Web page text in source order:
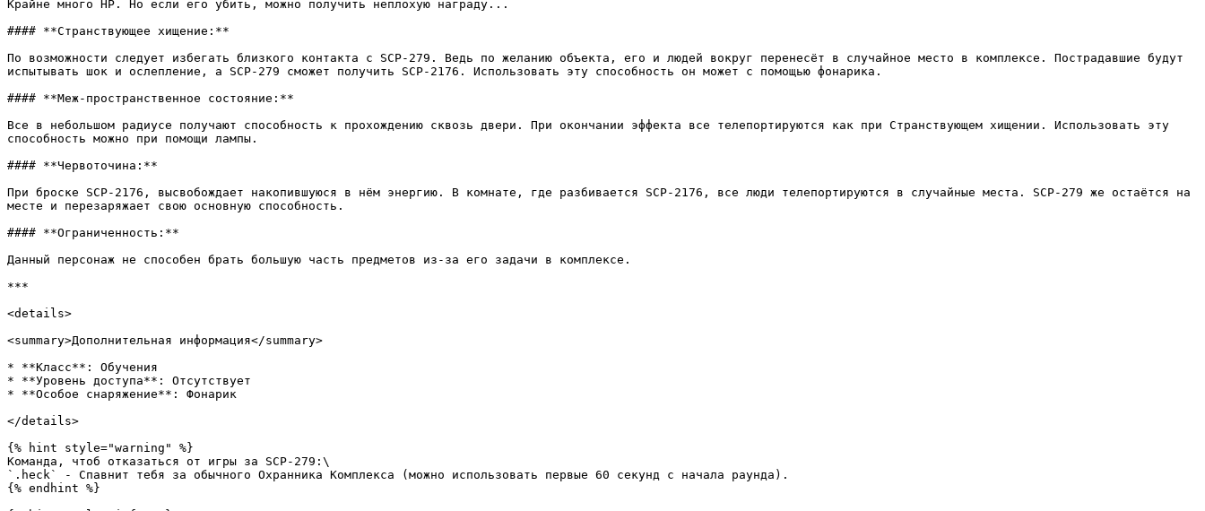
Крайне много HP. Но если его убить, можно получить неплохую награду...
#### **Странствующее хищение:**
По возможности следует избегать близкого контакта с SCP-279. Ведь по желанию объекта, его и людей вокруг перенесёт в случайное место в комплексе. Пострадавшие будут
испытывать шок и ослепление, а SCP-279 сможет получить SCP-2176. Использовать эту способность он может с помощью фонарика.
#### **Меж-пространственное состояние:**
Все в небольшом радиусе получают способность к прохождению сквозь двери. При окончании эффекта все телепортируются как при Странствующем хищении. Использовать эту
способность можно при помощи лампы.
#### **Червоточина:**
При броске SCP-2176, высвобождает накопившуюся в нём энергию. В комнате, где разбивается SCP-2176, все люди телепортируются в случайные места. SCP-279 же остаётся на
месте и перезаряжает свою основную способность.
#### **Ограниченность:**
Данный персонаж не способен брать большую часть предметов из-за его задачи в комплексе.
***
<details>
<summary>Дополнительная информация</summary>
* **Класс**: Обучения
* **Уровень доступа**: Отсутствует
* **Особое снаряжение**: Фонарик
</details>
{% hint style="warning" %}
Команда, чтоб отказаться от игры за SCP-279:\
`.heck` - Спавнит тебя за обычного Охранника Комплекса (можно использовать первые 60 секунд с начала раунда).
{% endhint %}